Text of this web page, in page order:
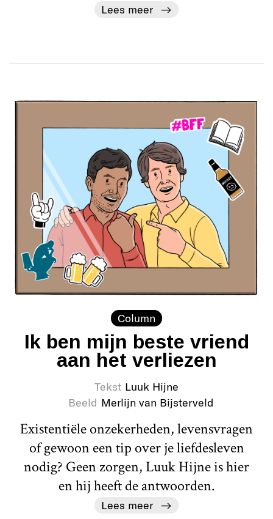
Lees meer
Column
Ik ben mijn beste vriend
aan het verliezen
Tekst Luuk Hijne
Beeld Merlijn van Bijsterveld
Existentiële onzekerheden, levensvragen
of gewoon een tip over je liefdesleven
nodig? Geen zorgen, Luuk Hijne is hier
en hij heeft de antwoorden.
Lees meer